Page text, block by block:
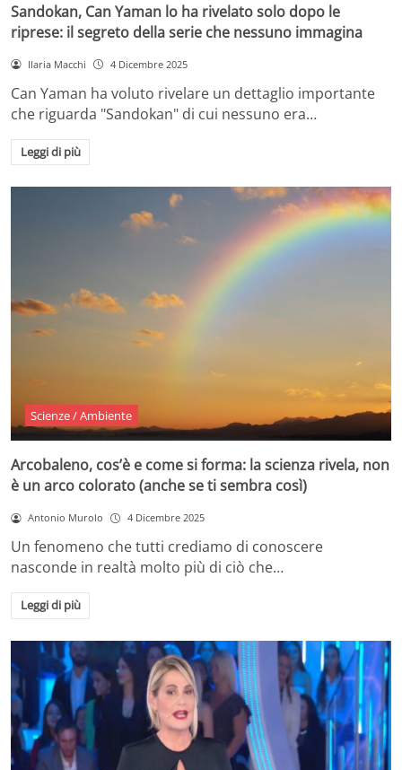
Sandokan, Can Yaman lo ha rivelato solo dopo le
riprese: il segreto della serie che nessuno immagina
Ilaria Macchi 4 Dicembre 2025
Can Yaman ha voluto rivelare un dettaglio importante
che riguarda "Sandokan" di cui nessuno era…
Leggi di più
Scienze / Ambiente
Arcobaleno, cos’è e come si forma: la scienza rivela, non
è un arco colorato (anche se ti sembra così)
Antonio Murolo 4 Dicembre 2025
Un fenomeno che tutti crediamo di conoscere
nasconde in realtà molto più di ciò che…
Leggi di più